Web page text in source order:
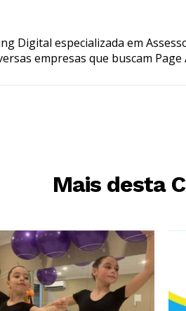
Digital especializada em
empresas que buscam
Mais desta